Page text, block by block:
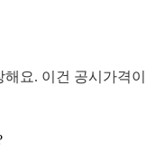
요. 이건 공시가격